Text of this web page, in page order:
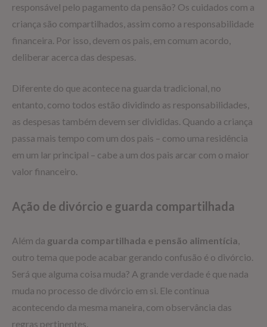
responsável pelo pagamento da pensão? Os cuidados com a
criança são compartilhados, assim como a responsabilidade
financeira. Por isso, devem os pais, em comum acordo,
deliberar acerca das despesas.
Diferente do que acontece na guarda tradicional, no
entanto, como todos estão dividindo as responsabilidades,
as despesas também devem ser divididas. Quando a criança
passa mais tempo com um dos pais – como uma residência
em um lar principal – cabe a um dos pais arcar com o maior
valor financeiro.
Ação de divórcio e guarda compartilhada
Além da guarda compartilhada e pensão alimentícia
outro tema que pode acabar gerando confusão é o divórcio.
Será que alguma coisa muda? A grande verdade é que nada
muda no processo de divórcio em si. Ele continua
acontecendo da mesma maneira, com observância das
regras pertinentes.